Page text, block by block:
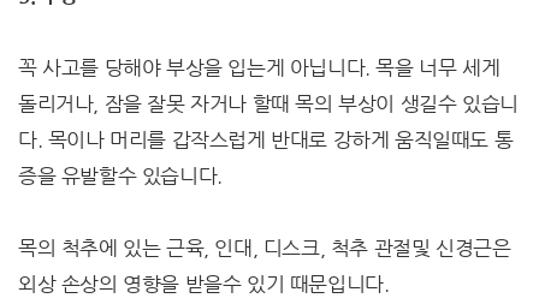
꼭 사고를 당해야 부상을 입는게 아닙니다. 목을 너무 세게
돌리거나, 잠을 잘못 자거나 할때 목의 부상이 생길수 있습니
다. 목이나 머리를 갑작스럽게 반대로 강하게 움직일때도 통
증을 유발할수 있습니다.
목의 척추에 있는 근육, 인대, 디스크, 척추 관절및 신경근은
외상 손상의 영향을 받을수 있기 때문입니다.